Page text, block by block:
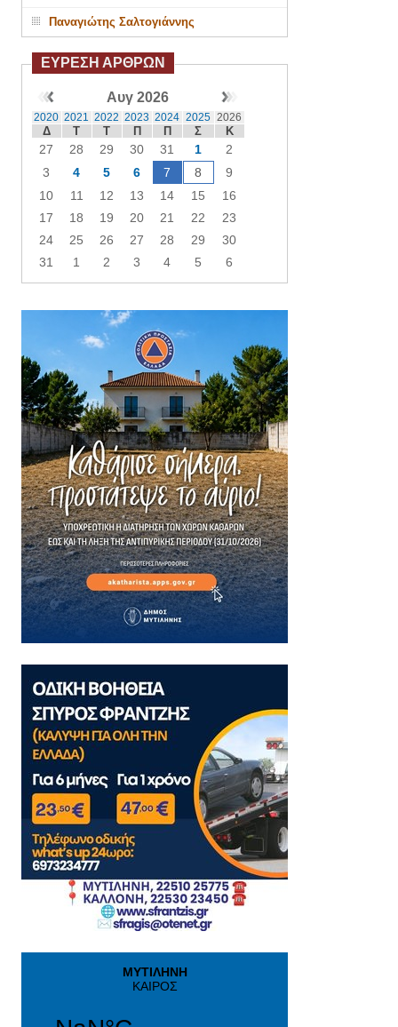
Παναγιώτης Σαλτογιάννης
ΕΥΡΕΣΗ ΑΡΘΡΩΝ
Αυγ 2026
2020 2021 2022 2023 2024 2025 2026
Δ Τ Τ Π Π Σ Κ
27 28 29 30 31 1
2
3
4 5 6 7 8
9
10
11 12 13 14 15
16
17
18 19 20 21 22
23
24
25 26 27 28 29
30
31
1 2 3 4 5 6